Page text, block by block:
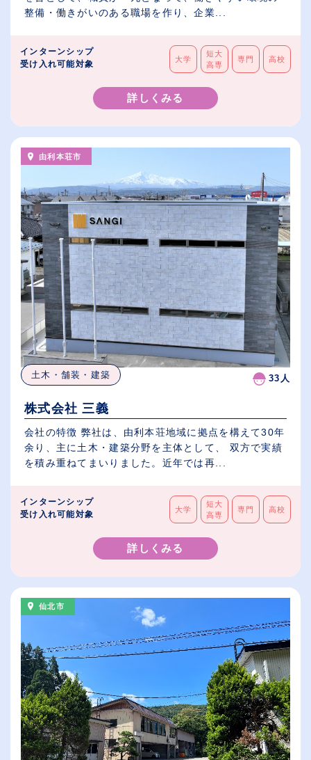
整備・働きがいのある職場を作り、企業...
インターンシップ
受け入れ可能対象
大学
短大
高専
専門 高校
詳しくみる
由利本荘市
土木・舗装・建築 33人
株式会社 三義
会社の特徴 弊社は、由利本荘地域に拠点を構えて30年
余り、主に土木・建築分野を主体として、 双方で実績
を積み重ねてまいりました。近年では再...
インターンシップ
受け入れ可能対象
大学
短大
高専
専門 高校
詳しくみる
仙北市